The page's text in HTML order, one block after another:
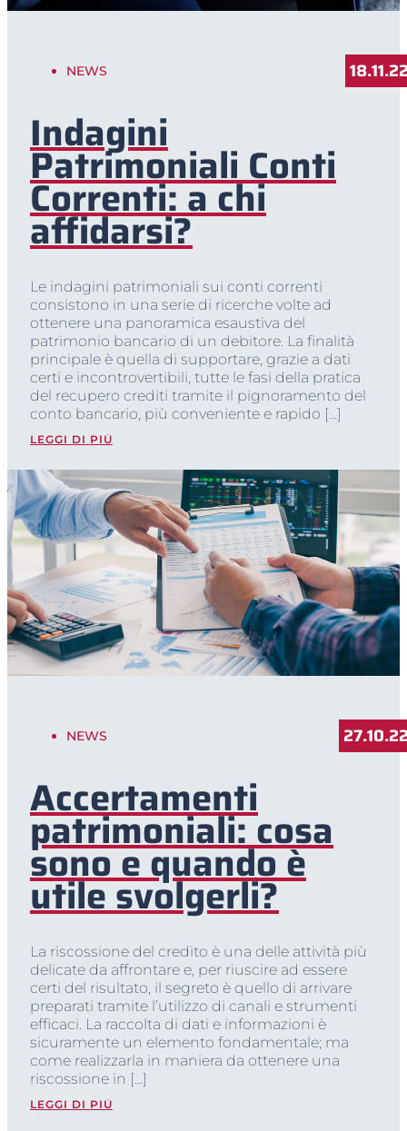
NEWS
Indagini
Patrimoniali Conti
Correnti: a chi
affidarsi?
Le indagini patrimoniali sui conti correnti
consistono in una serie di ricerche volte ad
ottenere una panoramica esaustiva del
patrimonio bancario di un debitore. La finalità
principale è quella di supportare, grazie a dati
certi e incontrovertibili, tutte le fasi della pratica
del recupero crediti tramite il pignoramento del
conto bancario, più conveniente e rapido […]
LEGGI DI PIÙ
NEWS
Accertamenti
patrimoniali: cosa
sono e quando è
utile svolgerli?
La riscossione del credito è una delle attività più
delicate da affrontare e, per riuscire ad essere
certi del risultato, il segreto è quello di arrivare
preparati tramite l’utilizzo di canali e strumenti
efficaci. La raccolta di dati e informazioni è
sicuramente un elemento fondamentale; ma
come realizzarla in maniera da ottenere una
riscossione in […]
LEGGI DI PIÙ